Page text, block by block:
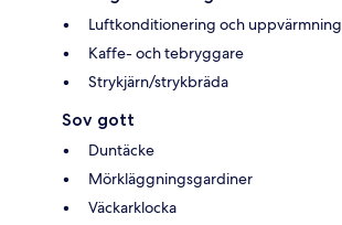
Luftkonditionering och uppvärmning
Kaffe- och tebryggare
Strykjärn/strykbräda
Sov gott
Duntäcke
Mörkläggningsgardiner
Väckarklocka